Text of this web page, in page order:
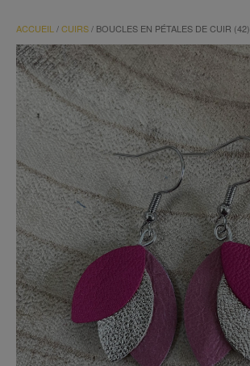
ACCUEIL /CUIRS/ BOUCLES EN PÉTALES DE CUIR (42)